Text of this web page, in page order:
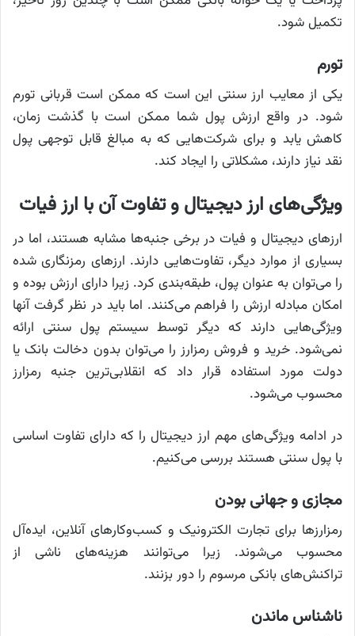
تکمیل شود.
تورم
یکی از معایب ارز سنتی این است که ممکن است قربانی تورم
شود. در واقع ارزش پول شما ممکن است با گذشت زمان،
کاهش یابد و برای شرکت‌هایی که به مبالغ قابل توجهی پول
نقد نیاز دارند، مشکلاتی را ایجاد کند.
ویژگی‌های ارز دیجیتال و تفاوت آن با ارز فیات
ارزهای دیجیتال و فیات در برخی جنبه‌ها مشابه هستند، اما در
بسیاری از موارد دیگر، تفاوت‌هایی دارند. ارزهای رمزنگاری شده
را می‌توان به عنوان پول، طبقه‌بندی کرد. زیرا دارای ارزش بوده و
امکان مبادله ارزش را فراهم می‌کنند. اما باید در نظر گرفت آنها
ویژگی‌هایی دارند که دیگر توسط سیستم پول سنتی ارائه
نمی‌شود. خرید و فروش رمزارز را می‌توان بدون دخالت بانک یا
دولت مورد استفاده قرار داد که انقلابی‌ترین جنبه رمزارز
محسوب می‌شود.
در ادامه ویژگی‌های مهم ارز دیجیتال را که دارای تفاوت اساسی
با پول سنتی هستند بررسی می‌کنیم.
مجازی و جهانی بودن
رمزارزها برای تجارت الکترونیک و کسب‌وکارهای آنلاین، ایده‌آل
محسوب می‌شوند. زیرا می‌توانند هزینه‌های ناشی از
تراکنش‌های بانکی مرسوم را دور بزنند.
ناشناس ماندن